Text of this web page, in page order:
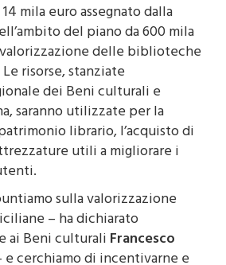
diMonrealepotrà contare
mila euro assegnato dalla
del piano da 600 mila
delle biblioteche
risorse, stanziate
dei Beni culturali e
saranno utilizzate per la
librario, l’acquisto di
utili a migliorare i
sulla valorizzazione
– ha dichiarato